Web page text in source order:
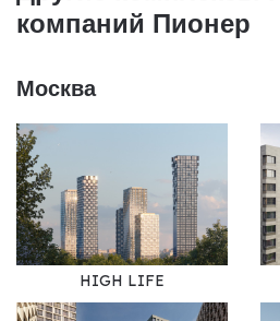
компаний Пионер
Москва
HIGH LIFE